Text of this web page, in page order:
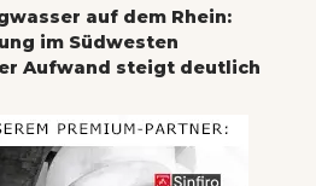
auf dem Rhein:
im Südwesten
Aufwand steigt deutlich